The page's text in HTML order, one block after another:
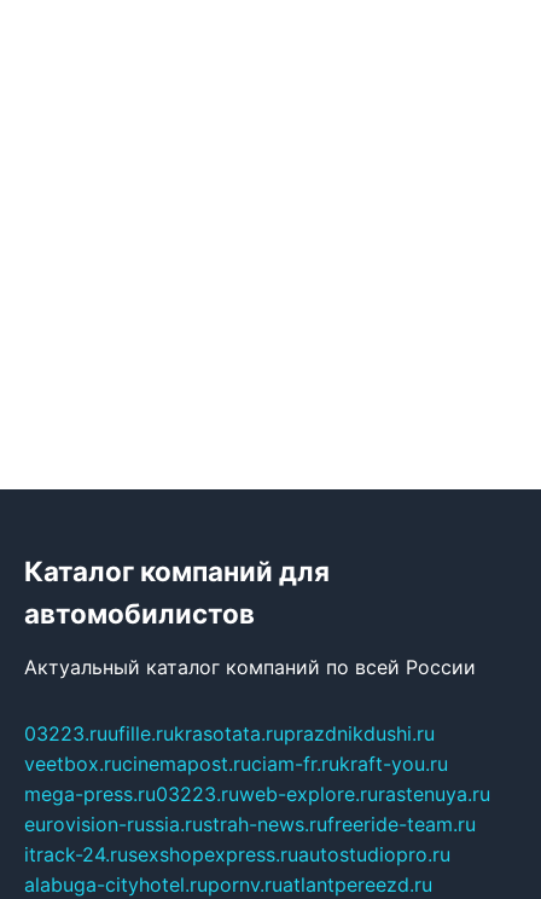
Каталог компаний для
автомобилистов
Актуальный каталог компаний по всей России
03223.ruufille.rukrasotata.ruprazdnikdushi.ru
veetbox.rucinemapost.ruciam-fr.rukraft-you.ru
mega-press.ru03223.ruweb-explore.rurastenuya.ru
eurovision-russia.rustrah-news.rufreeride-team.ru
itrack-24.rusexshopexpress.ruautostudiopro.ru
alabuga-cityhotel.rupornv.ruatlantpereezd.ru